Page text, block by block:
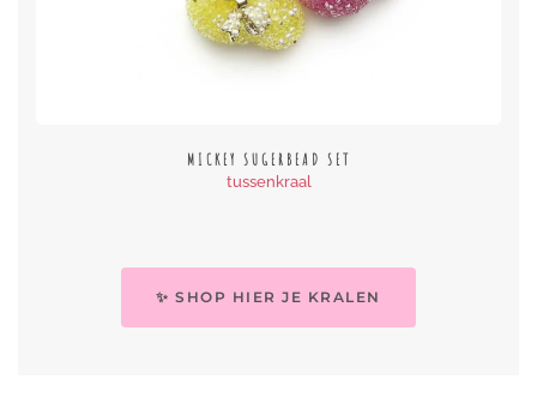
MICKEY SUGERBEAD SET
tussenkraal
✨ SHOP HIER JE KRALEN